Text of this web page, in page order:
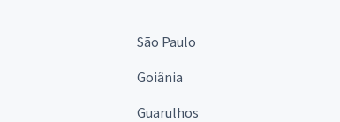
São Paulo
Goiânia
Guarulhos